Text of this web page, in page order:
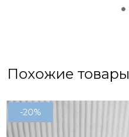
Похожие товары
-20%